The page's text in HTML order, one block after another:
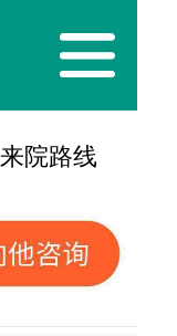
来院路线